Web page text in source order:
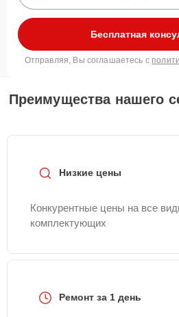
Бесплатная
Отправляя, Вы соглашаетесь с
Преимущества нашего
Низкие цены
Конкурентные цены на все
комплектующих
Ремонт за 1 день